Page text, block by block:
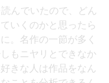
んでいたので、どん
いくのかと思ったら
。名作の一節が多く
もニヤリとできなか
きな人は作品をなん